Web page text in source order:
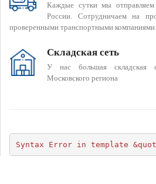
Каждые сутки мы
России. Сотрудничаем на
проверенными транспортными компаниями.
Складская сеть
У нас большая складская
Московского региона
Syntax Error in template